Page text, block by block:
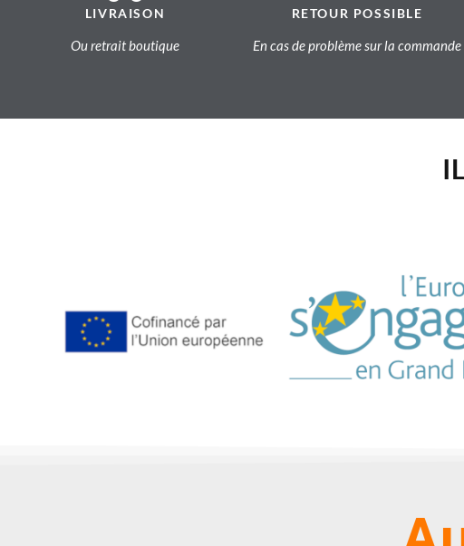
LIVRAISON
Ou retrait boutique
RETOUR POSSIBLE
En cas de problème sur la commande